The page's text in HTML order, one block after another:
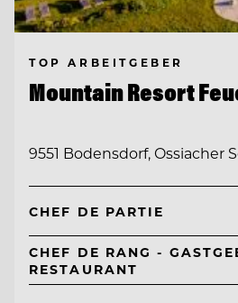
TOP ARBEITGEBER
Mountain Resort
9551 Bodensdorf, Ossiacher
CHEF DE PARTIE
CHEF DE RANG -
RESTAURANT